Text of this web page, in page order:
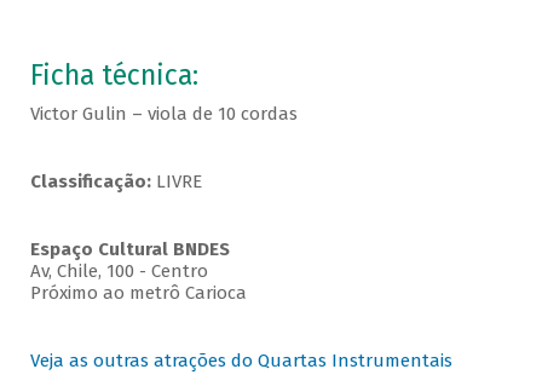
Ficha técnica:
Victor Gulin – viola de 10 cordas
Classificação:LIVRE
Espaço Cultural BNDES
Av, Chile, 100 - Centro
Próximo ao metrô Carioca
Veja as outras atrações do Quartas Instrumentais